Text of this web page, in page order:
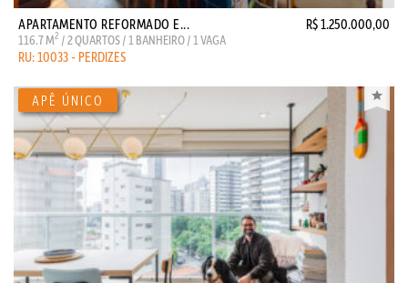
APARTAMENTO REFORMADO E... R$ 1.250.000,00
116.7 M2 / 2 QUARTOS / 1 BANHEIRO / 1 VAGA
RU: 10033 - PERDIZES